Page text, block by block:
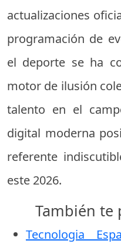
actualizaciones
programación de
el deporte se ha
motor de ilusión
talento en el
digital moderna
referente
este 2026.
También te
Tecnologia